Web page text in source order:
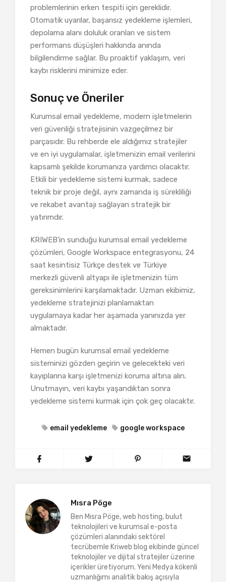
problemlerinin erken tespiti için gereklidir.
Otomatik uyarılar, başarısız yedekleme işlemleri,
depolama alanı doluluk oranları ve sistem
performans düşüşleri hakkında anında
bilgilendirme sağlar. Bu proaktif yaklaşım, veri
kaybı risklerini minimize eder.
Sonuç ve Öneriler
Kurumsal email yedekleme, modern işletmelerin
veri güvenliği stratejisinin vazgeçilmez bir
parçasıdır. Bu rehberde ele aldığımız stratejiler
ve en iyi uygulamalar, işletmenizin email verilerini
kapsamlı şekilde korumanıza yardımcı olacaktır.
Etkili bir yedekleme sistemi kurmak, sadece
teknik bir proje değil, aynı zamanda iş sürekliliği
ve rekabet avantajı sağlayan stratejik bir
yatırımdır.
KRIWEB’in sunduğu kurumsal email yedekleme
çözümleri, Google Workspace entegrasyonu, 24
saat kesintisiz Türkçe destek ve Türkiye
merkezli güvenli altyapı ile işletmenizin tüm
gereksinimlerini karşılamaktadır. Uzman ekibimiz,
yedekleme stratejinizi planlamaktan
uygulamaya kadar her aşamada yanınızda yer
almaktadır.
Hemen bugün kurumsal email yedekleme
sisteminizi gözden geçirin ve gelecekteki veri
kayıplarına karşı işletmenizi koruma altına alın.
Unutmayın, veri kaybı yaşandıktan sonra
yedekleme sistemi kurmak için çok geç olacaktır.
email yedekleme google workspace
Mısra Pöge
Ben Mısra Pöge, web hosting, bulut
teknolojileri ve kurumsal e-posta
çözümleri alanındaki sektörel
tecrübemle Kriweb blog ekibinde güncel
teknolojiler ve dijital stratejiler üzerine
içerikler üretiyorum. Yeni Medya kökenli
uzmanlığımı analitik bakış açısıyla